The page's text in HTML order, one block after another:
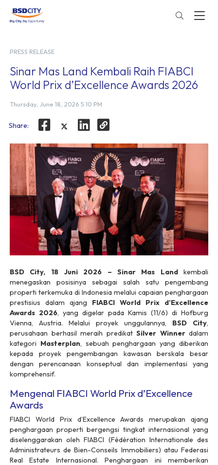
PRESS RELEASE
Sinar Mas Land Kembali Raih FIABCI
World Prix d’Excellence Awards 2026
Thursday, June 18, 2026 5:10 PM
Share:
BSD City, 18 Juni 2026 – Sinar Mas Landkembali
menegaskan posisinya sebagai salah satu pengembang
properti terkemuka di Indonesia melalui capaian penghargaan
prestisius dalam ajang FIABCI World Prix d’Excellence
Awards 2026, yang digelar pada Kamis (11/6) di Hofburg
Vienna, Austria. Melalui proyek unggulannya, BSD City,
perusahaan berhasil meraih predikat Silver Winnerdalam
kategori Masterplan, sebuah penghargaan yang diberikan
kepada proyek pengembangan kawasan berskala besar
dengan perencanaan konseptual dan implementasi yang
komprehensif.
Mengenal FIABCI World Prix d’Excellence
Awards
FIABCI World Prix d’Excellence Awards merupakan ajang
penghargaan properti bergengsi tingkat internasional yang
diselenggarakan oleh FIABCI (Fédération Internationale des
Administrateurs de Bien-Conseils Immobiliers) atau Federasi
Real Estate Internasional. Penghargaan ini memberikan